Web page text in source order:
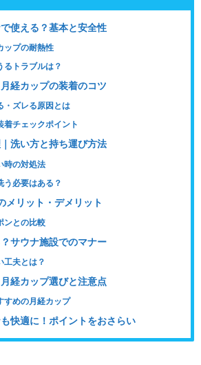
使える？基本と安全性
ップの耐熱性
るトラブルは？
経カップの装着のコツ
・ズレる原因とは
着チェックポイント
洗い方と持ち運び方法
時の対処法
う必要はある？
メリット・デメリット
ンとの比較
サウナ施設でのマナー
工夫とは？
経カップ選びと注意点
すめの月経カップ
快適に！ポイントをおさらい